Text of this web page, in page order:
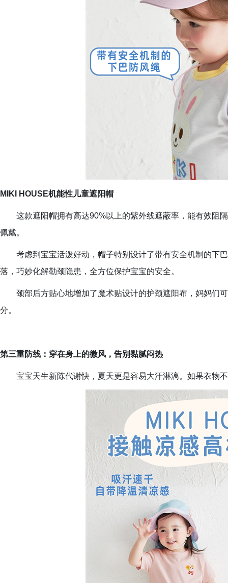
MIKI HOUSE机能性儿童遮阳帽
这款遮阳帽拥有高达90%以上的紫外线遮蔽率，能有效阻
佩戴。
考虑到宝宝活泼好动，帽子特别设计了带有安全机制的下
落，巧妙化解勒颈隐患，全方位保护宝宝的安全。
颈部后方贴心地增加了魔术贴设计的护颈遮阳布，妈妈们
分。
第三重防线：穿在身上的微风，告别黏腻闷热
宝宝天生新陈代谢快，夏天更是容易大汗淋漓。如果衣物